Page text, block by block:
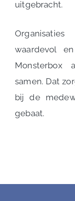
uitgebracht.
waardevol
Monsterbox
samen. Dat
bij de
gebaat.